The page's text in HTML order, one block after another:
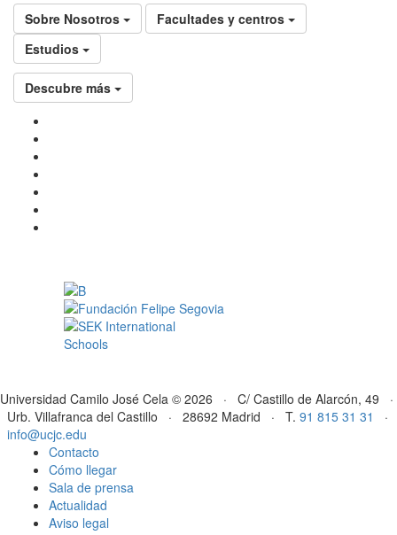
Sobre Nosotros
Facultades y centros
Estudios
Descubre más
Universidad Camilo José Cela © 2026 · C/ Castillo de Alarcón, 49 ·
Urb. Villafranca del Castillo · 28692 Madrid · T. 91 815 31 31
·
info@ucjc.edu
Contacto
Cómo llegar
Sala de prensa
Actualidad
Aviso legal